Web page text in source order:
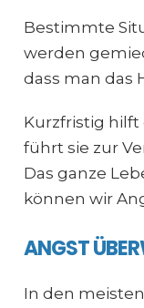
Bestimmte
werden
dass man das
Kurzfristig
führt sie zur
Das ganze
können wir
ANGST
In den